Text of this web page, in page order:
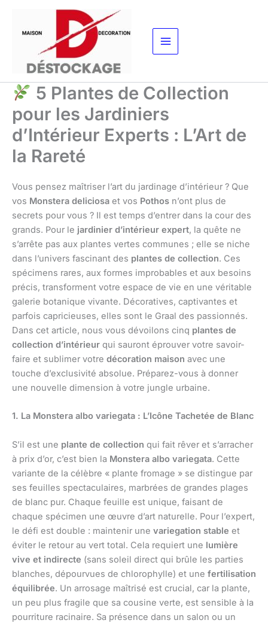
contenu
5 Plantes de Collection
pour les Jardiniers
d’Intérieur Experts : L’Art de
la Rareté
Vous pensez maîtriser l’art du jardinage d’intérieur ? Que
vos Monstera deliciosa et vos Pothos n’ont plus de
secrets pour vous ? Il est temps d’entrer dans la cour des
grands. Pour le jardinier d’intérieur expert, la quête ne
s’arrête pas aux plantes vertes communes ; elle se niche
dans l’univers fascinant des plantes de collection. Ces
spécimens rares, aux formes improbables et aux besoins
précis, transforment votre espace de vie en une véritable
galerie botanique vivante. Décoratives, captivantes et
parfois capricieuses, elles sont le Graal des passionnés.
Dans cet article, nous vous dévoilons cinq plantes de
collection d’intérieur qui sauront éprouver votre savoir-
faire et sublimer votre décoration maison avec une
touche d’exclusivité absolue. Préparez-vous à donner
une nouvelle dimension à votre jungle urbaine.
1. La Monstera albo variegata : L’Icône Tachetée de Blanc
S’il est une plante de collection qui fait rêver et s’arracher
à prix d’or, c’est bien la Monstera albo variegata. Cette
variante de la célèbre « plante fromage » se distingue par
ses feuilles spectaculaires, marbrées de grandes plages
de blanc pur. Chaque feuille est unique, faisant de
chaque spécimen une œuvre d’art naturelle. Pour l’expert,
le défi est double : maintenir une variegation stable et
éviter le retour au vert total. Cela requiert une lumière
vive et indirecte (sans soleil direct qui brûle les parties
blanches, dépourvues de chlorophylle) et une fertilisation
équilibrée. Un arrosage maîtrisé est crucial, car la plante,
un peu plus fragile que sa cousine verte, est sensible à la
pourriture racinaire. Sa présence dans un salon ou un